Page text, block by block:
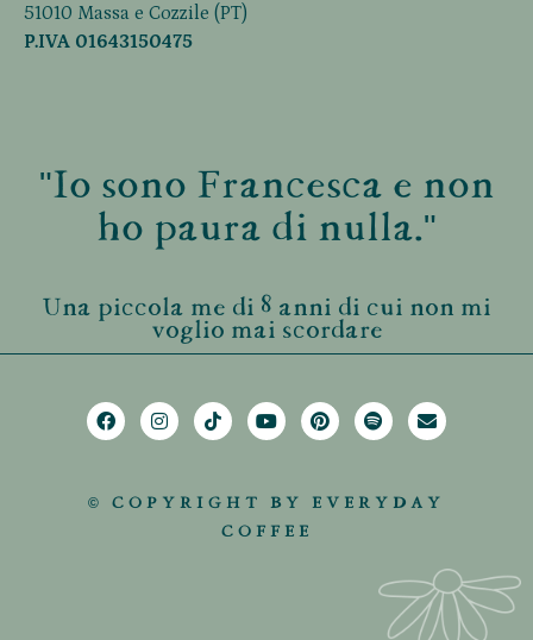
51010 Massa e Cozzile (PT)
P.IVA 01643150475
"Io sono Francesca e non
ho paura di nulla."
Una piccola me di 8 anni di cui non mi
voglio mai scordare
© COPYRIGHT BY EVERYDAY
COFFEE